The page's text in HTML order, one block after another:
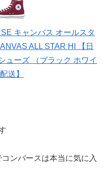
キャンバス オールスタ
ALL STAR HI 【日
ューズ （ブラック ホワイ
送】
ンバースは本当に気に入